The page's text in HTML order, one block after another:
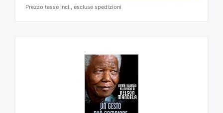
Prezzo tasse incl., escluse spedizioni